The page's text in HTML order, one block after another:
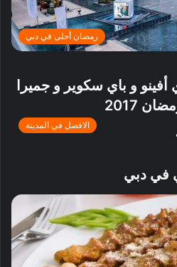
رمضان أحلى في دبي
و باي سكوير و جميرا
2017
الافضل في المدينة